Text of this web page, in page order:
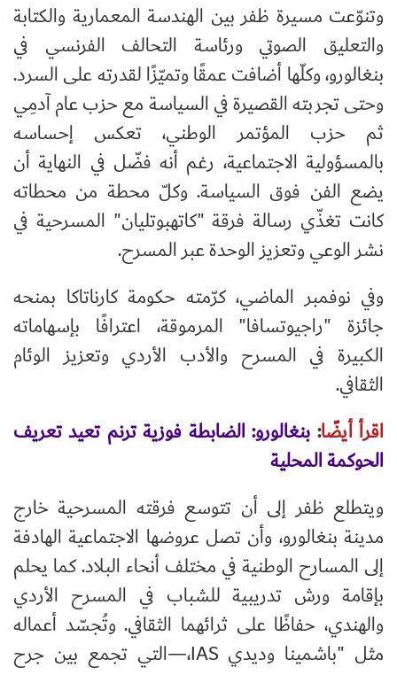
وتنوّعت مسيرة ظفر بين الهندسة المعمارية والكتابة
والتعليق الصوتي ورئاسة التحالف الفرنسي في
بنغالورو، وكلّها أضافت عمقًا وتميّزًا لقدرته على السرد.
وحتى تجربته القصيرة في السياسة مع حزب عام آدمِي
ثم حزب المؤتمر الوطني، تعكس إحساسه
بالمسؤولية الاجتماعية، رغم أنه فضّل في النهاية أن
يضع الفن فوق السياسة. وكلّ محطة من محطاته
كانت تغذّي رسالة فرقة "كاتهبوتليان" المسرحية في
نشر الوعي وتعزيز الوحدة عبر المسرح.
وفي نوفمبر الماضي، كرّمته حكومة كارناتاكا بمنحه
جائزة "راجيوتسافا" المرموقة، اعترافًا بإسهاماته
الكبيرة في المسرح والأدب الأردي وتعزيز الوئام
الثقافي.
اقرأ أيضًا: بنغالورو: الضابطة فوزية ترنم تعيد تعريف
الحوكمة المحلية
ويتطلع ظفر إلى أن تتوسع فرقته المسرحية خارج
مدينة بنغالورو، وأن تصل عروضها الاجتماعية الهادفة
إلى المسارح الوطنية في مختلف أنحاء البلاد. كما يحلم
بإقامة ورش تدريبية للشباب في المسرح الأردي
والهندي، حفاظًا على ثرائهما الثقافي. وتُجسّد أعماله
مثل "باشمينا وديدي IAS،—التي تجمع بين جرح